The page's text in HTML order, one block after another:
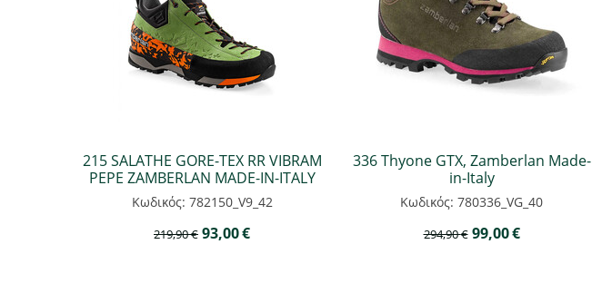
215 SALATHE GORE-TEX RR VIBRAM
PEPE ZAMBERLAN MADE-IN-ITALY
Κωδικός: 782150_V9_42
219,90€ 93,00€
336 Thyone GTX, Zamberlan Made-
in-Italy
Κωδικός: 780336_VG_40
294,90€ 99,00€